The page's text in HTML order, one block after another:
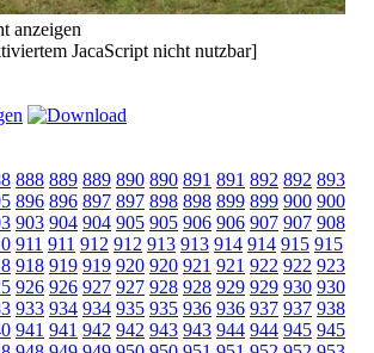
JacaScript nicht nutzbar]
888 889 889 890 890 891 891 892 892 893
896 896 897 897 898 898 899 899 900 900
903 904 904 905 905 906 906 907 907 908
911 911 912 912 913 913 914 914 915 915
918 919 919 920 920 921 921 922 922 923
926 926 927 927 928 928 929 929 930 930
933 934 934 935 935 936 936 937 937 938
941 941 942 942 943 943 944 944 945 945